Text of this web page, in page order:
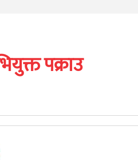
पक्राउ